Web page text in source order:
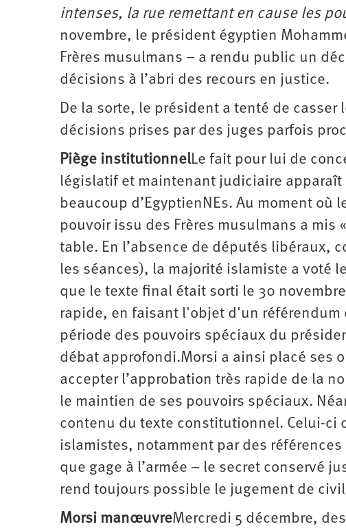
intenses, la rue remettant en cause les
novembre, le président égyptien
Frères musulmans – a rendu public un
décisions à l’abri des recours en justice.
De la sorte, le président a tenté de
décisions prises par des juges parfois
Piège institutionnelLe fait pour lui de
législatif et maintenant judiciaire apparaît
beaucoup d’EgyptienNEs. Au moment
pouvoir issu des Frères musulmans a mis
table. En l’absence de députés libéraux,
les séances), la majorité islamiste a voté
que le texte final était sorti le 30
rapide, en faisant l'objet d'un référendum
période des pouvoirs spéciaux du
débat approfondi.Morsi a ainsi placé ses
accepter l’approbation très rapide de la
le maintien de ses pouvoirs spéciaux.
contenu du texte constitutionnel. Celui-ci
islamistes, notamment par des
que gage à l’armée – le secret conservé
rend toujours possible le jugement de
Morsi manœuvreMercredi 5 décembre,